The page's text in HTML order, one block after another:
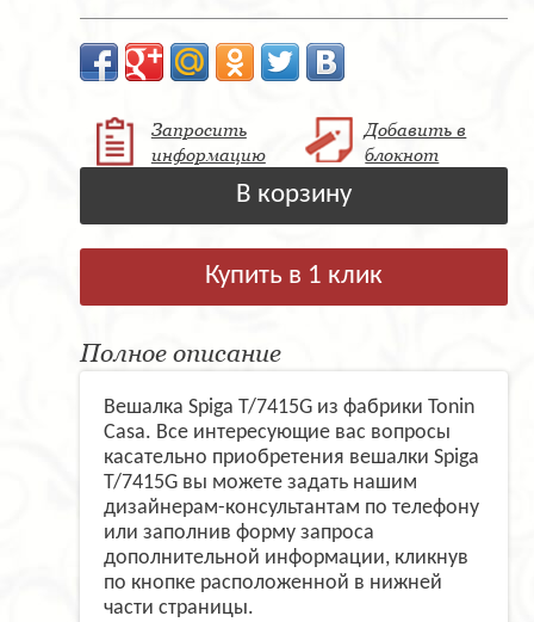
Запросить
информацию
Добавить в
блокнот
В корзину
Купить в 1 клик
Полное описание
Вешалка Spiga T/7415G из фабрики Tonin
Casa. Все интересующие вас вопросы
касательно приобретения вешалки Spiga
T/7415G вы можете задать нашим
дизайнерам-консультантам по телефону
или заполнив форму запроса
дополнительной информации, кликнув
по кнопке расположенной в нижней
части страницы.